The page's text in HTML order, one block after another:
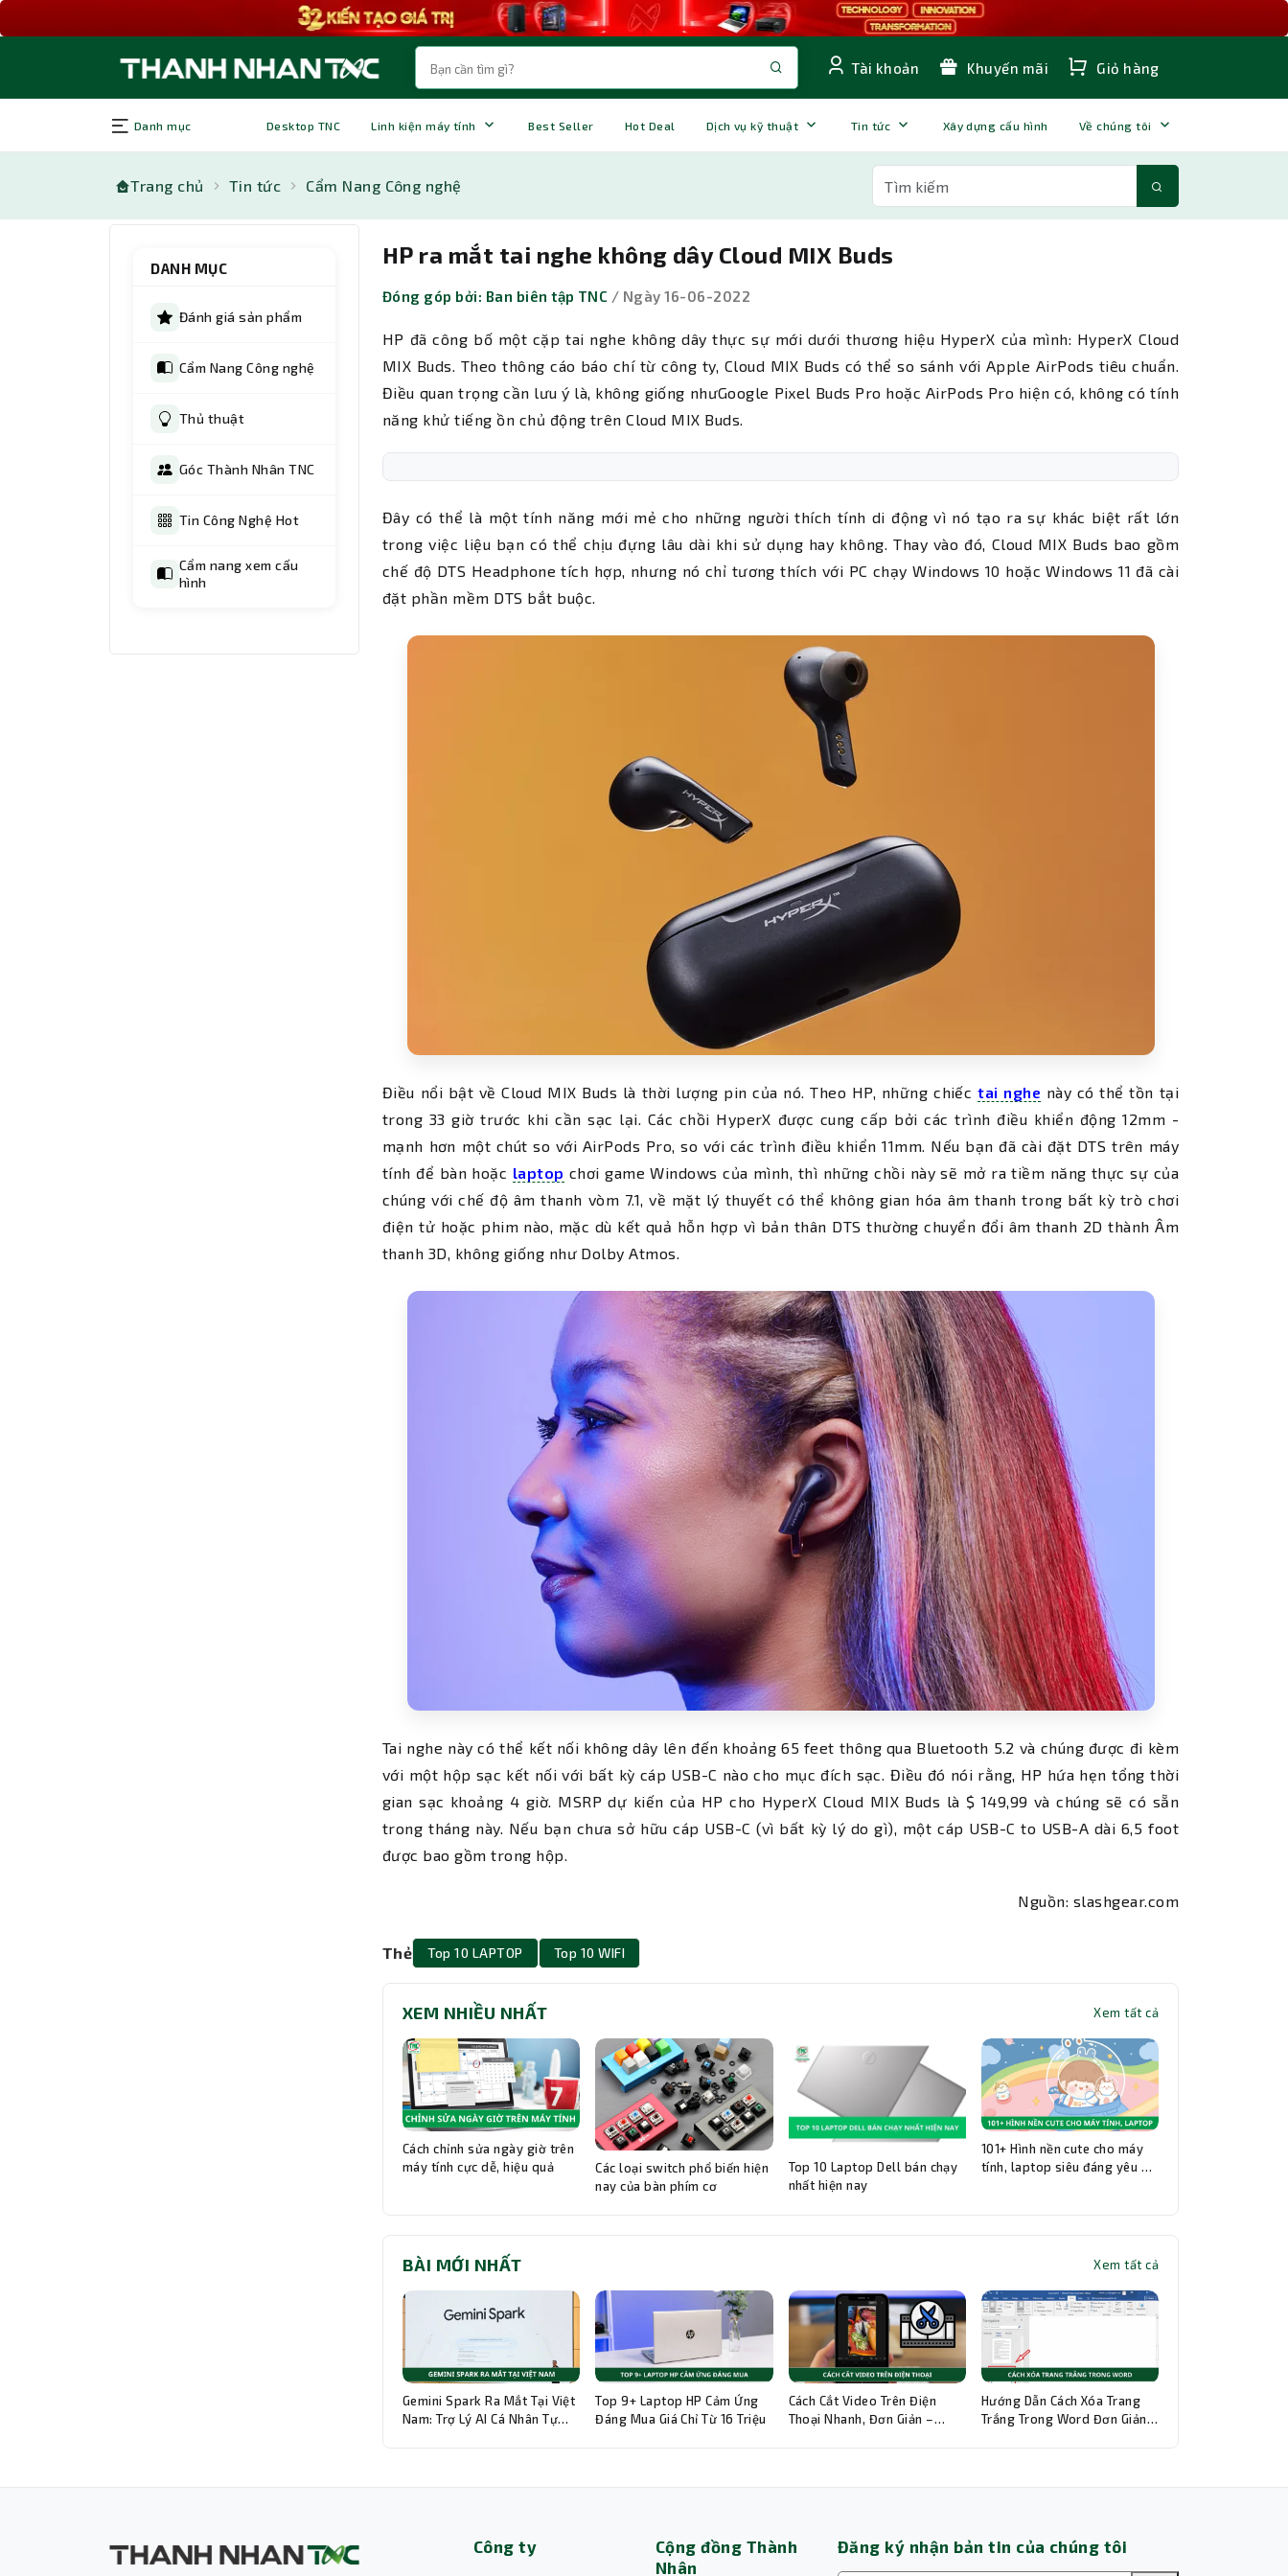
Tài khoản Khuyến mãi Giỏ hàng
Danh mục Desktop TNC Linh kiện máy tính Best Seller Hot Deal Dịch vụ kỹ thuật Tin tức Xây dựng cấu hình Về chúng tôi
Trang chủ Tin tức Cẩm Nang Công nghệ
DANH MỤC
Đánh giá sản phẩm
Cẩm Nang Công nghệ
Thủ thuật
Góc Thành Nhân TNC
Tin Công Nghệ Hot
Cẩm nang xem cấu
hình
HP ra mắt tai nghe không dây Cloud MIX Buds
Đóng góp bởi: Ban biên tập TNC / Ngày 16-06-2022
HP đã công bố một cặp tai nghe không dây thực sự mới dưới thương hiệu HyperX của mình: HyperX Cloud
MIX Buds. Theo thông cáo báo chí từ công ty, Cloud MIX Buds có thể so sánh với Apple AirPods tiêu chuẩn.
Điều quan trọng cần lưu ý là, không giống nhưGoogle Pixel Buds Pro hoặc AirPods Pro hiện có, không có tính
năng khử tiếng ồn chủ động trên Cloud MIX Buds.
Đây có thể là một tính năng mới mẻ cho những người thích tính di động vì nó tạo ra sự khác biệt rất lớn
trong việc liệu bạn có thể chịu đựng lâu dài khi sử dụng hay không. Thay vào đó, Cloud MIX Buds bao gồm
chế độ DTS Headphone tích hợp, nhưng nó chỉ tương thích với PC chạy Windows 10 hoặc Windows 11 đã cài
đặt phần mềm DTS bắt buộc.
Điều nổi bật về Cloud MIX Buds là thời lượng pin của nó. Theo HP, những chiếctai nghe này có thể tồn tại
trong 33 giờ trước khi cần sạc lại. Các chồi HyperX được cung cấp bởi các trình điều khiển động 12mm -
mạnh hơn một chút so với AirPods Pro, so với các trình điều khiển 11mm. Nếu bạn đã cài đặt DTS trên máy
tính để bàn hoặc laptop chơi game Windows của mình, thì những chồi này sẽ mở ra tiềm năng thực sự của
chúng với chế độ âm thanh vòm 7.1, về mặt lý thuyết có thể không gian hóa âm thanh trong bất kỳ trò chơi
điện tử hoặc phim nào, mặc dù kết quả hỗn hợp vì bản thân DTS thường chuyển đổi âm thanh 2D thành Âm
thanh 3D, không giống như Dolby Atmos.
Tai nghe này có thể kết nối không dây lên đến khoảng 65 feet thông qua Bluetooth 5.2 và chúng được đi kèm
với một hộp sạc kết nối với bất kỳ cáp USB-C nào cho mục đích sạc. Điều đó nói rằng, HP hứa hẹn tổng thời
gian sạc khoảng 4 giờ. MSRP dự kiến ​​của HP cho HyperX Cloud MIX Buds là $ 149,99 và chúng sẽ có sẵn
trong tháng này. Nếu bạn chưa sở hữu cáp USB-C (vì bất kỳ lý do gì), một cáp USB-C to USB-A dài 6,5 foot
được bao gồm trong hộp.
Nguồn: slashgear.com
Thẻ Top 10 LAPTOP Top 10 WIFI
XEM NHIỀU NHẤT Xem tất cả
Cách chỉnh sửa ngày giờ trên
máy tính cực dễ, hiệu quả
Các loại switch phổ biến hiện
nay của bàn phím cơ
Top 10 Laptop Dell bán chạy
nhất hiện nay
101+ Hình nền cute cho máy
tính, laptop siêu đáng yêu và
BÀI MỚI NHẤT Xem tất cả
Gemini Spark Ra Mắt Tại Việt
Nam: Trợ Lý AI Cá Nhân Tự
Top 9+ Laptop HP Cảm Ứng
Đáng Mua Giá Chỉ Từ 16 Triệu
Cách Cắt Video Trên Điện
Thoại Nhanh, Đơn Giản –
Hướng Dẫn Cách Xóa Trang
Trắng Trong Word Đơn Giản,
Công ty
Cộng đồng Thành
Nhân
Đăng ký nhận bản tin của chúng tôi
Thành Nhân TNC
Trợ lý AI • Phản hồi tức thì